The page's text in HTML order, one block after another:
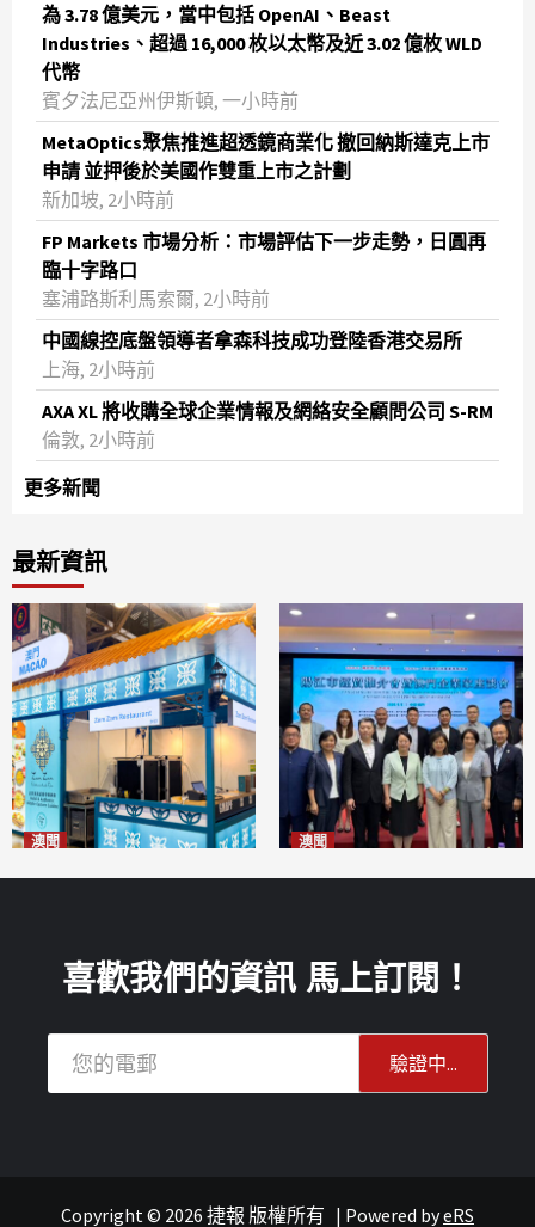
為 3.78 億美元，當中包括 OpenAI、Beast
Industries、超過 16,000 枚以太幣及近 3.02 億枚 WLD
代幣
賓夕法尼亞州伊斯頓, 一小時前
MetaOptics聚焦推進超透鏡商業化 撤回納斯達克上市
申請 並押後於美國作雙重上市之計劃
新加坡, 2小時前
FP Markets 市場分析：市場評估下一步走勢，日圓再
臨十字路口
塞浦路斯利馬索爾, 2小時前
中國線控底盤領導者拿森科技成功登陸香港交易所
上海, 2小時前
AXA XL 將收購全球企業情報及網絡安全顧問公司 S-RM
倫敦, 2小時前
更多新聞
最新資訊
澳聞 澳聞
喜歡我們的資訊 馬上訂閱！
Copyright © 2026 捷報 版權所有 | Powered byeRS